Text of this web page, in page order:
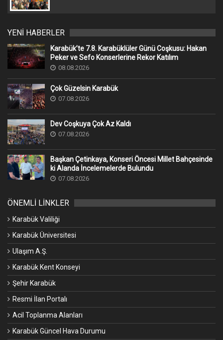
YENİ HABERLER
Karabük’te 7.8. Karabüklüler Günü Coşkusu: Hakan
Peker ve Sefo Konserlerine Rekor Katılım
08.08.2026
Çok Güzelsin Karabük
07.08.2026
Dev Coşkuya Çok Az Kaldı
07.08.2026
Başkan Çetinkaya, Konseri Öncesi Millet Bahçesinde
ki Alanda İncelemelerde Bulundu
07.08.2026
ÖNEMLİ LİNKLER
Karabük Valiliği
Karabük Üniversitesi
Ulaşım A.Ş.
Karabük Kent Konseyi
Şehir Karabük
Resmi İlan Portalı
Acil Toplanma Alanları
Karabük Güncel Hava Durumu